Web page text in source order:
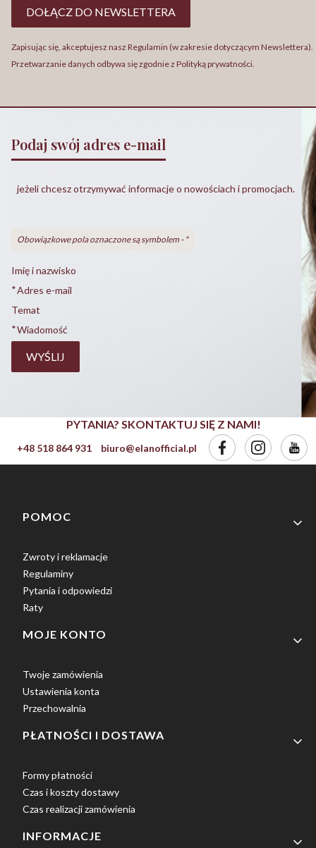
DOŁĄCZ DO NEWSLETTERA
Zapisując się, akceptujesz nasz Regulamin (w zakresie dotyczącym Newslettera).
Przetwarzanie danych odbywa się zgodnie z Polityką prywatności.
Podaj swój adres e-mail
jeżeli chcesz otrzymywać informacje o nowościach i promocjach.
Obowiązkowe pola oznaczone są symbolem - *
Imię i nazwisko
*Adres e-mail
Temat
*Wiadomość
WYŚLIJ
PYTANIA? SKONTAKTUJ SIĘ Z NAMI!
+48 518 864 931 biuro@elanofficial.pl
Linki w stopce
POMOC
Zwroty i reklamacje
Regulaminy
Pytania i odpowiedzi
Raty
MOJE KONTO
Twoje zamówienia
Ustawienia konta
Przechowalnia
PŁATNOŚCI I DOSTAWA
Formy płatności
Czas i koszty dostawy
Czas realizacji zamówienia
INFORMACJE